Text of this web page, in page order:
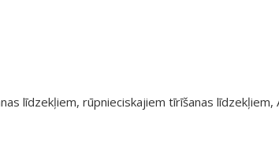
līdzekļiem, rūpnieciskajiem tīrīšanas